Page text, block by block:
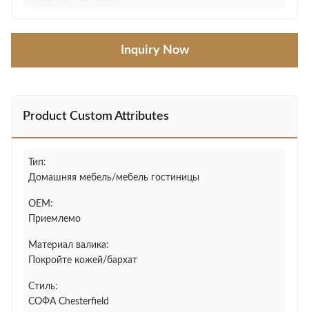
Inquiry Now
Product Custom Attributes
Тип:
Домашняя мебель/мебель гостиницы
OEM:
Приемлемо
Материал валика:
Покройте кожей/бархат
Стиль:
СОФА Chesterfield